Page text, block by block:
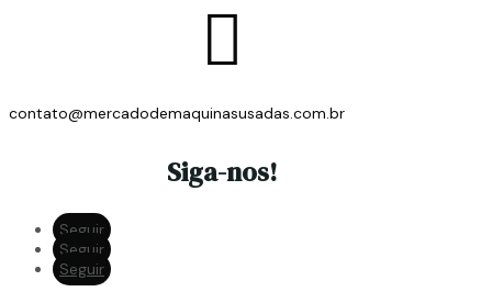

contato@mercadodemaquinasusadas.com.br
Siga-nos!
Seguir
Seguir
Seguir